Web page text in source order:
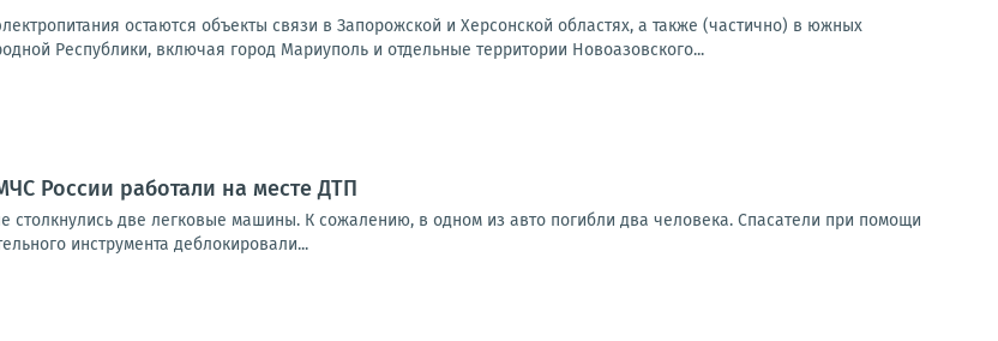
остаются объекты связи в Запорожской и Херсонской областях, а также (частично) в южных
Республики, включая город Мариуполь и отдельные территории Новоазовского...
России работали на месте ДТП
столкнулись две легковые машины. К сожалению, в одном из авто погибли два человека. Спасатели при помощи
инструмента деблокировали...